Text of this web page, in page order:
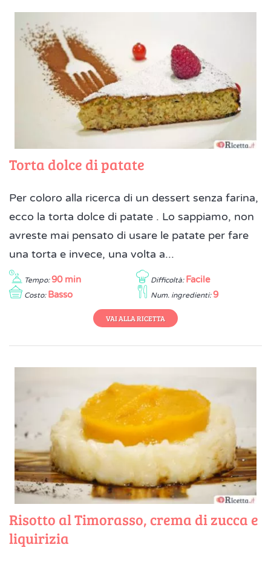
Torta dolce di patate
Per coloro alla ricerca di un dessert senza farina,
ecco la torta dolce di patate . Lo sappiamo, non
avreste mai pensato di usare le patate per fare
una torta e invece, una volta a...
Tempo: 90 min Difficoltà: Facile
Costo: Basso Num. ingredienti: 9
VAI ALLA RICETTA
Risotto al Timorasso, crema di zucca e
liquirizia